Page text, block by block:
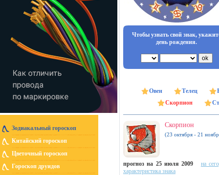
Зодиакальный гороскоп
Китайский гороскоп
Цветочный гороскоп
Гороскоп друидов
Чтобы узнать свой знак,
день рождения.
Овен Телец
Скорпион
Скорпион
(23 октября - 21
прогноз на 25 июля 2009
на
характеристика знака